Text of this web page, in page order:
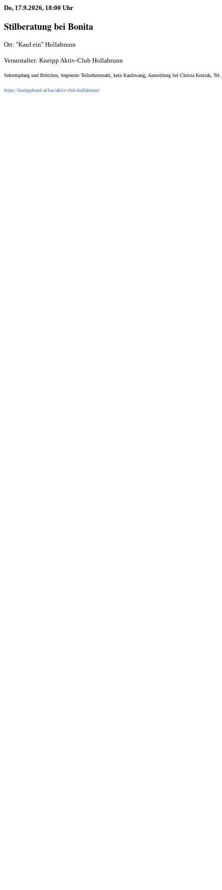
Do, 17.9.2026, 18:00 Uhr
Stilberatung bei Bonita
Ort: "Kauf ein" Hollabrunn
Veranstalter: Kneipp Aktiv-Club Hollabrunn
Sektempfang und Brötchen, begrenzte Teilnehmerzahl, kein Kaufzwang; Anmeldung bei Christa Krutiak,
https://kneippbund.at/kac/aktiv-club-hollabrunn/